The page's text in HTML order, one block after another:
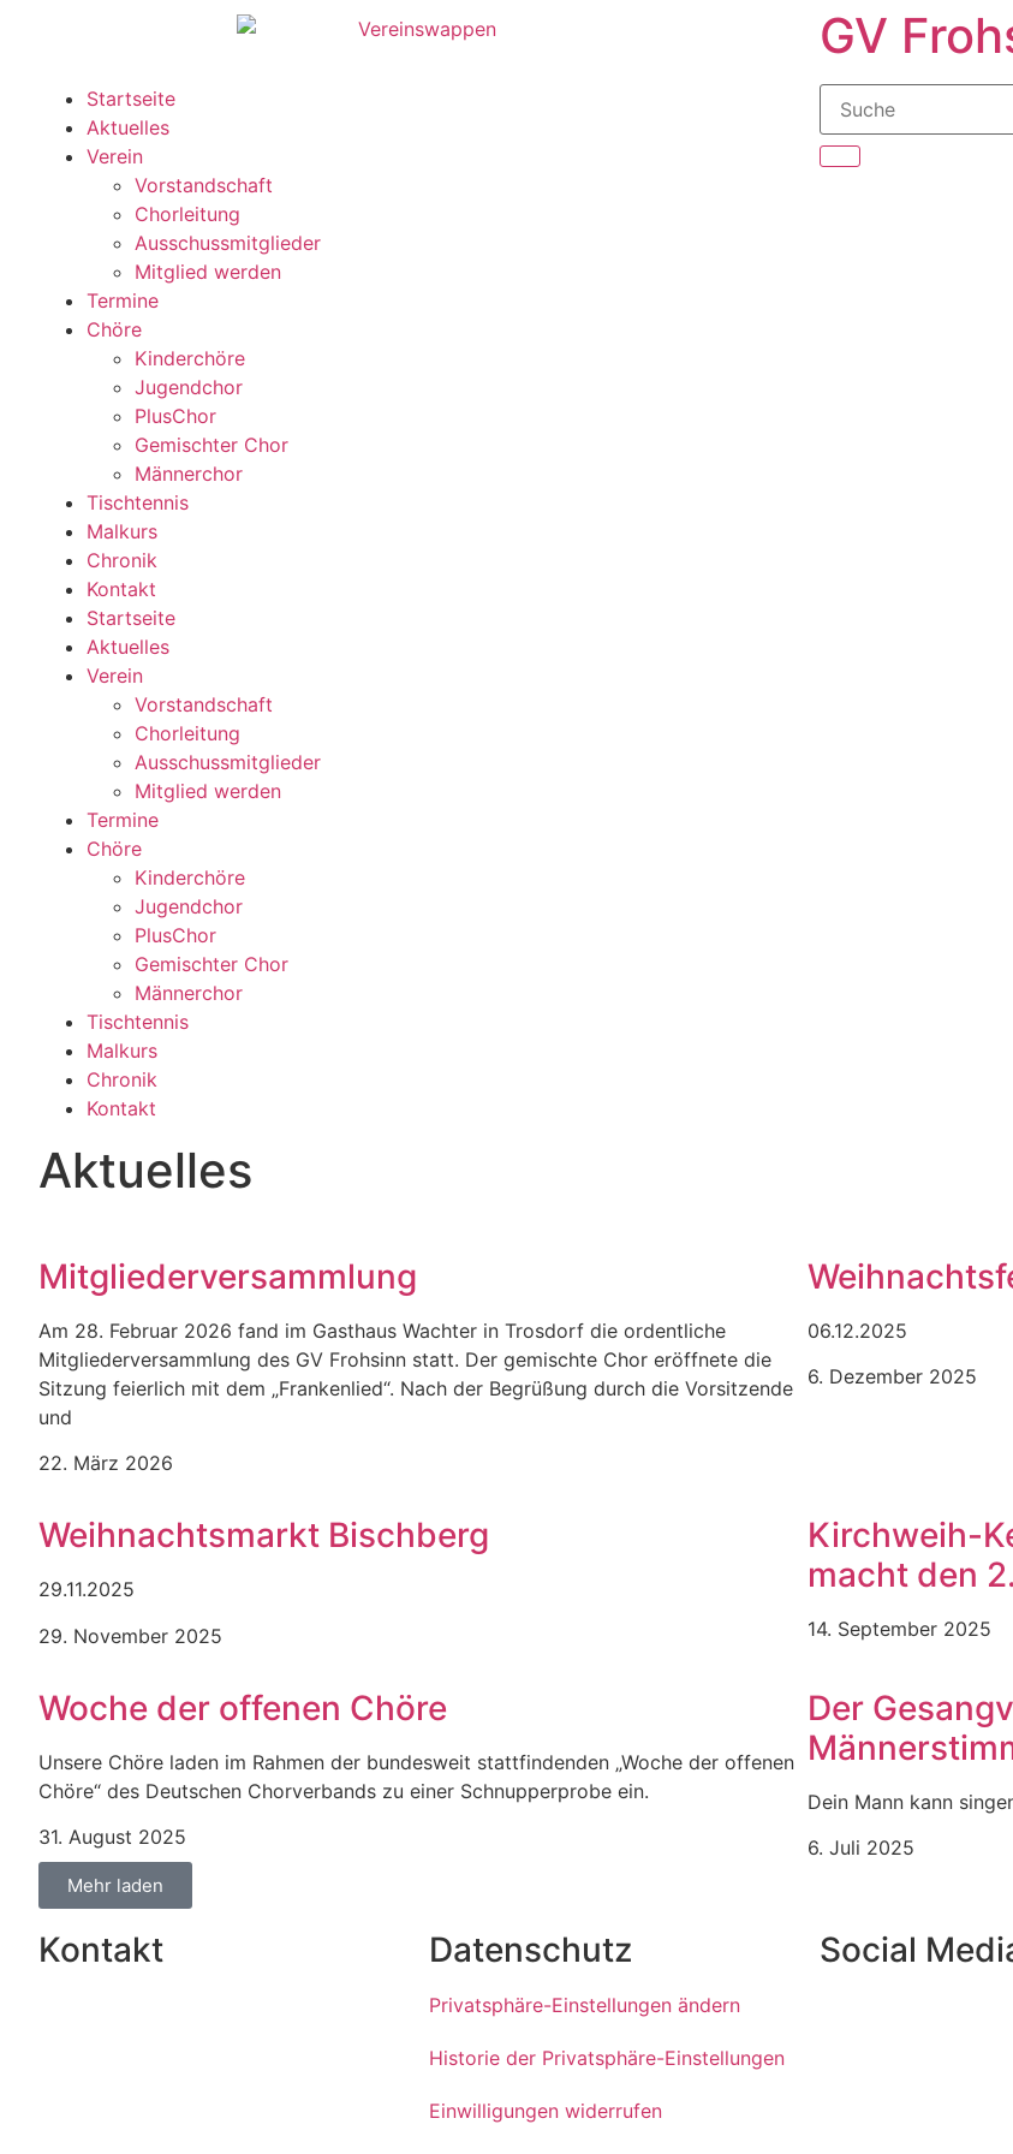
GV
Startseite
Aktuelles
Verein
Vorstandschaft
Chorleitung
Ausschussmitglieder
Mitglied werden
Termine
Chöre
Kinderchöre
Jugendchor
PlusChor
Gemischter Chor
Männerchor
Tischtennis
Malkurs
Chronik
Kontakt
Startseite
Aktuelles
Verein
Vorstandschaft
Chorleitung
Ausschussmitglieder
Mitglied werden
Termine
Chöre
Kinderchöre
Jugendchor
PlusChor
Gemischter Chor
Männerchor
Tischtennis
Malkurs
Chronik
Kontakt
Aktuelles
Mitgliederversammlung
Am 28. Februar 2026 fand im Gasthaus Wachter in Trosdorf die ordentliche
Mitgliederversammlung des GV Frohsinn statt. Der gemischte Chor eröffnete die
Sitzung feierlich mit dem „Frankenlied“. Nach der Begrüßung durch die Vorsitzende
und
22. März 2026
06.12.2025
6. Dezember 2025
Weihnachtsmarkt Bischberg
29.11.2025
29. November 2025
Kirchweih-
macht den
14. September 2025
Woche der offenen Chöre
Unsere Chöre laden im Rahmen der bundesweit stattfindenden „Woche der offenen
Chöre“ des Deutschen Chorverbands zu einer Schnupperprobe ein.
31. August 2025
Der
Dein Mann kann
6. Juli 2025
Mehr laden
Kontakt Datenschutz
Privatsphäre-Einstellungen ändern
Historie der Privatsphäre-Einstellungen
Einwilligungen widerrufen
Social